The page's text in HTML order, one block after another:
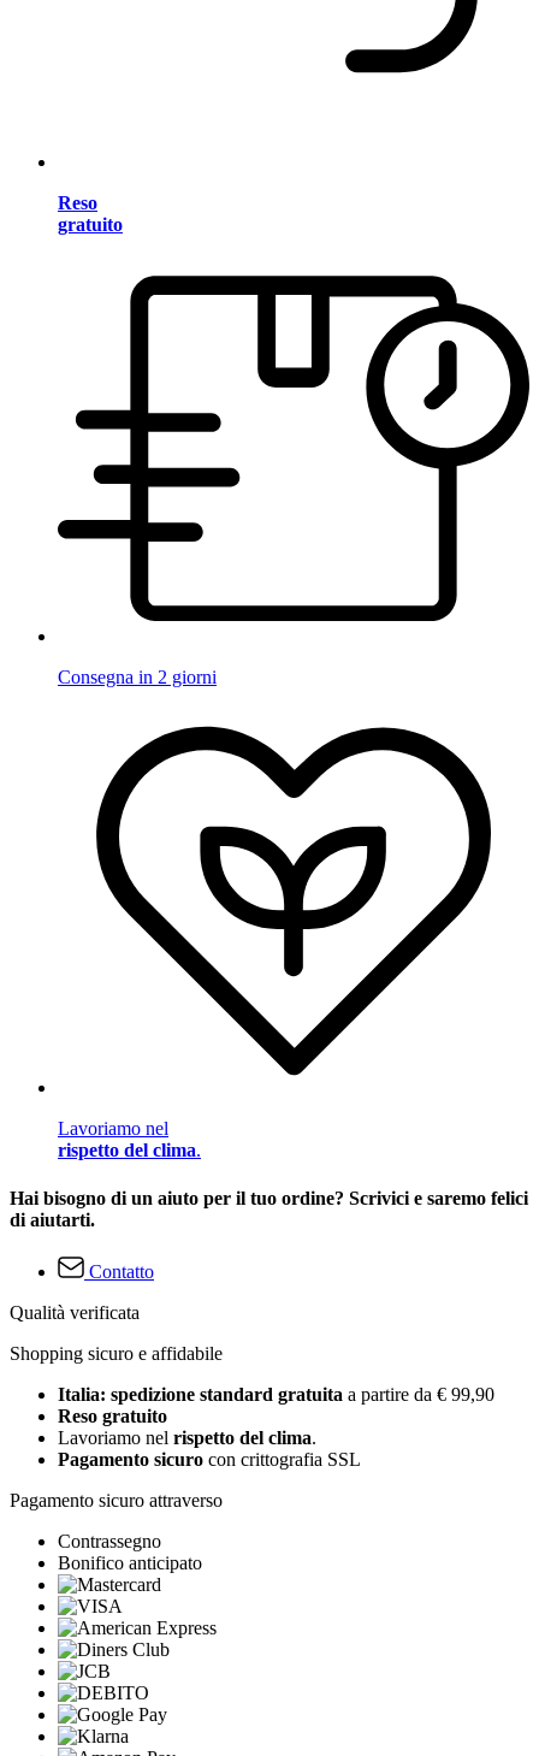
Reso
gratuito
Consegna in 2 giorni
Lavoriamo nel
rispetto del clima.
Hai bisogno di un aiuto per il tuo ordine? Scrivici e saremo felici
di aiutarti.
Contatto
Qualità verificata
Shopping sicuro e affidabile
Italia: spedizione standard gratuita a partire da € 99,90
Reso gratuito
Lavoriamo nel rispetto del clima.
Pagamento sicuro con crittografia SSL
Pagamento sicuro attraverso
Contrassegno
Bonifico anticipato